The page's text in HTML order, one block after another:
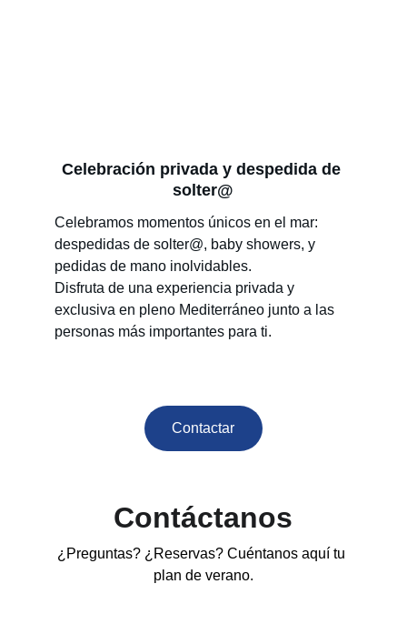
Celebramos momentos únicos en el mar:
despedidas de solter@, baby showers, y
pedidas de mano inolvidables.
Disfruta de una experiencia privada y
exclusiva en pleno Mediterráneo junto a las
personas más importantes para ti.
Celebración privada y despedida de
solter@
Contactar
Contáctanos
¿Preguntas? ¿Reservas? Cuéntanos aquí tu
plan de verano.